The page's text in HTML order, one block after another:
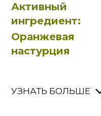
Активный
ингредиент:
Оранжевая
настурция
УЗНАТЬ БОЛЬШЕ